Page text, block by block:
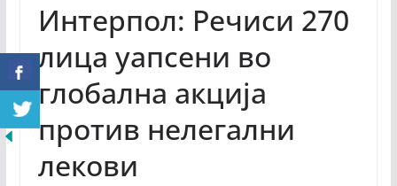
Интерпол: Речиси 270
лица уапсени во
глобална акција
против нелегални
лекови